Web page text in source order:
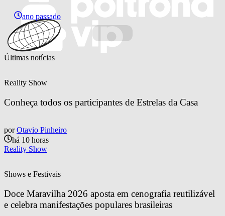
ano passado
Últimas notícias
Reality Show
Conheça todos os participantes de Estrelas da Casa
por Otavio Pinheiro
há 10 horas
Reality Show
Shows e Festivais
Doce Maravilha 2026 aposta em cenografia reutilizável
e celebra manifestações populares brasileiras